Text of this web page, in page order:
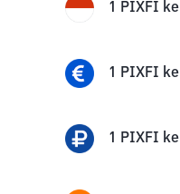
1 PIXFI ke
1 PIXFI ke
1 PIXFI ke